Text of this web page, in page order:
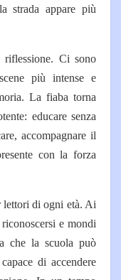
strada appare più
riflessione. Ci sono
più intense e
La fiaba torna
educare senza
accompagnare il
con la forza
lettori di ogni età. Ai
e mondi
che la scuola può
di accendere